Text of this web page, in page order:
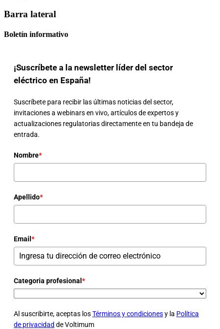
Barra lateral
Boletín informativo
¡Suscríbete a la newsletter líder del sector
eléctrico en España!
Suscríbete para recibir las últimas noticias del sector,
invitaciones a webinars en vivo, artículos de expertos y
actualizaciones regulatorias directamente en tu bandeja de
entrada.
Nombre*
Apellido*
Email *
Categoria profesional *
Al suscribirte, aceptas losTérminos y condicionesy la Política
de privacidad de Voltimum